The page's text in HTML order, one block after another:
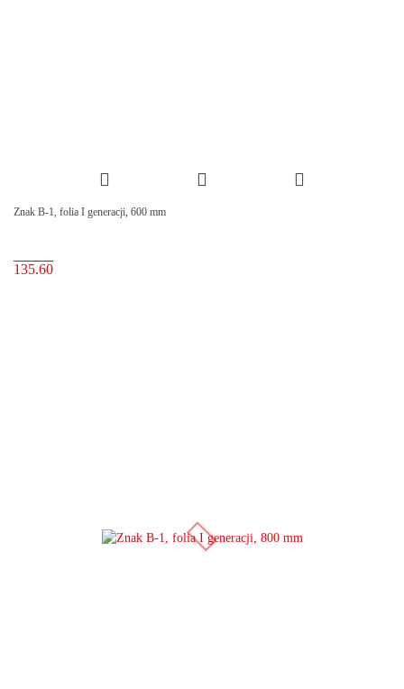
Znak B-1, folia I generacji, 600 mm
135.60